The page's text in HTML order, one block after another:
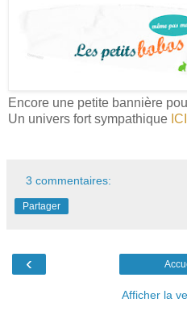
Encore une petite bannière
Un univers fort sympathique ICI
3 commentaires:
Partager
‹
Afficher la